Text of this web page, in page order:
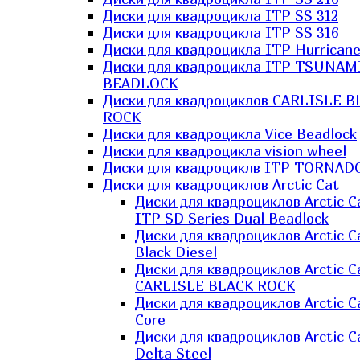
Диски для квадроцикла ITP SS 312
Диски для квадроцикла ITP SS 316
Диски для квадроцикла ITP Hurricane
Диски для квадроцикла ITP
BEADLOCK
Диски для квадроциклов CARLISLE
ROCK
Диски для квадроцикла Vice Beadlock
Диски для квадроцикла vision wheel
Диски для квадроциклв ITP
Диски для квадроциклов Arctic Cat
Диски для квадроциклов Arctic
ITP SD Series Dual Beadlock
Диски для квадроциклов Arctic
Black Diesel
Диски для квадроциклов Arctic
CARLISLE BLACK ROCK
Диски для квадроциклов Arctic
Core
Диски для квадроциклов Arctic
Delta Steel